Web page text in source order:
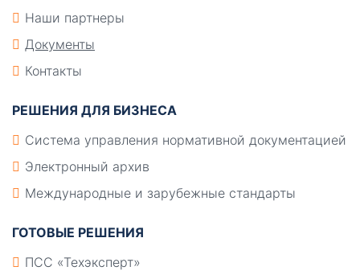
Наши партнеры
Документы
Контакты
РЕШЕНИЯ ДЛЯ БИЗНЕСА
Система управления нормативной документацией
Электронный архив
Международные и зарубежные стандарты
ГОТОВЫЕ РЕШЕНИЯ
ПСС «Техэксперт»